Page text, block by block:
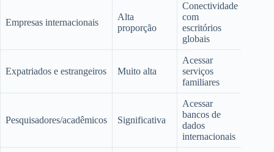
Empresas internacionais
Alta
proporção
Conectividade
com
escritórios
globais
Expatriados e estrangeiros Muito alta
Acessar
serviços
familiares
Pesquisadores/acadêmicos Significativa
Acessar
bancos de
dados
internacionais